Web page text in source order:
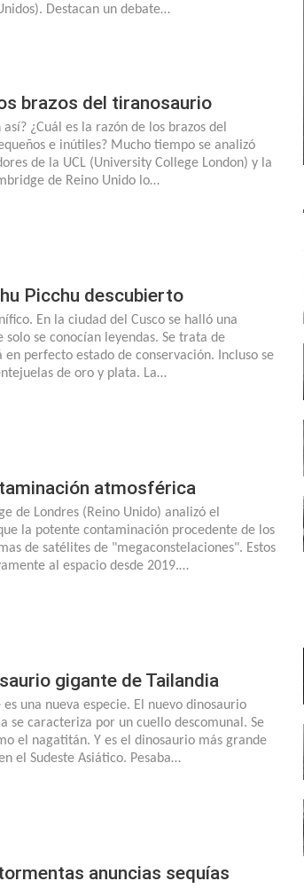
Destacan un debate…
brazos del tiranosaurio
¿Cuál es la razón de los brazos del
e inútiles? Mucho tiempo se analizó
de la UCL (University College London) y la
de Reino Unido lo…
Picchu descubierto
En la ciudad del Cusco se halló una
solo se conocían leyendas. Se trata de
en perfecto estado de conservación. Incluso se
de oro y plata. La…
atmosférica
de Londres (Reino Unido) analizó el
la potente contaminación procedente de los
de satélites de "megaconstelaciones". Estos
al espacio desde 2019.…
gigante de Tailandia
una nueva especie. El nuevo dinosaurio
se caracteriza por un cuello descomunal. Se
el nagatitán. Y es el dinosaurio más grande
el Sudeste Asiático. Pesaba…
anuncias sequías